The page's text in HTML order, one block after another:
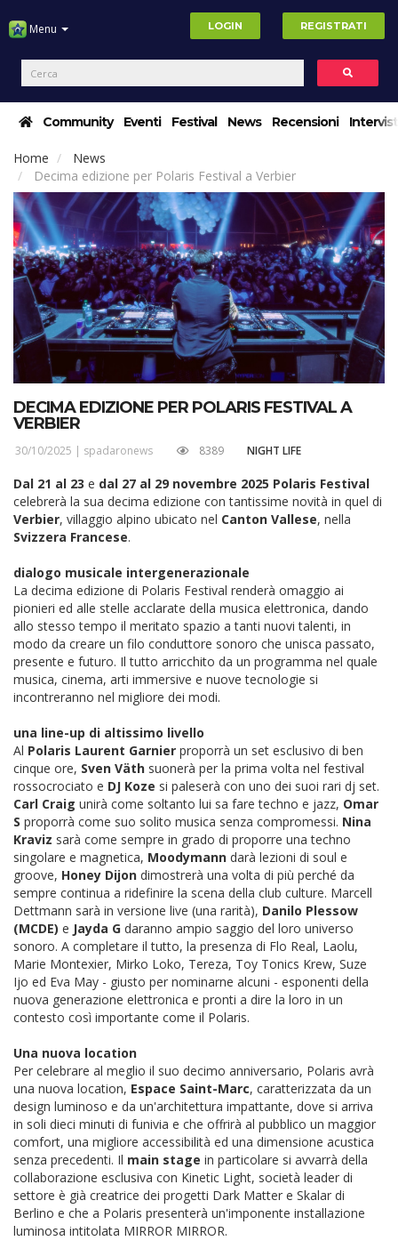
Menu LOGIN REGISTRATI
Community Eventi Festival News Recensioni
Home
News
Decima edizione per Polaris Festival a Verbier
DECIMA EDIZIONE PER POLARIS FESTIVAL A
VERBIER
30/10/2025 | spadaronews 8389 NIGHT LIFE
Dal 21 al 23 e dal 27 al 29 novembre 2025 Polaris Festival
celebrerà la sua decima edizione con tantissime novità in quel di
Verbier, villaggio alpino ubicato nel Canton Vallese, nella
Svizzera Francese.
dialogo musicale intergenerazionale
La decima edizione di Polaris Festival renderà omaggio ai
pionieri ed alle stelle acclarate della musica elettronica, dando
allo stesso tempo il meritato spazio a tanti nuovi talenti, in
modo da creare un filo conduttore sonoro che unisca passato,
presente e futuro. Il tutto arricchito da un programma nel quale
musica, cinema, arti immersive e nuove tecnologie si
incontreranno nel migliore dei modi.
una line-up di altissimo livello
Al Polaris Laurent Garnier proporrà un set esclusivo di ben
cinque ore, Sven Väth suonerà per la prima volta nel festival
rossocrociato e DJ Koze si paleserà con uno dei suoi rari dj set.
Carl Craig unirà come soltanto lui sa fare techno e jazz, Omar
S proporrà come suo solito musica senza compromessi. Nina
Kraviz sarà come sempre in grado di proporre una techno
singolare e magnetica, Moodymann darà lezioni di soul e
groove, Honey Dijon dimostrerà una volta di più perché da
sempre continua a ridefinire la scena della club culture. Marcell
Dettmann sarà in versione live (una rarità), Danilo Plessow
(MCDE) e Jayda G daranno ampio saggio del loro universo
sonoro. A completare il tutto, la presenza di Flo Real, Laolu,
Marie Montexier, Mirko Loko, Tereza, Toy Tonics Krew, Suze
Ijo ed Eva May - giusto per nominarne alcuni - esponenti della
nuova generazione elettronica e pronti a dire la loro in un
contesto così importante come il Polaris.
Una nuova location
Per celebrare al meglio il suo decimo anniversario, Polaris avrà
una nuova location, Espace Saint-Marc, caratterizzata da un
design luminoso e da un'architettura impattante, dove si arriva
in soli dieci minuti di funivia e che offrirà al pubblico un maggior
comfort, una migliore accessibilità ed una dimensione acustica
senza precedenti. Il main stage in particolare si avvarrà della
collaborazione esclusiva con Kinetic Light, società leader di
settore è già creatrice dei progetti Dark Matter e Skalar di
Berlino e che a Polaris presenterà un'imponente installazione
luminosa intitolata MIRROR MIRROR.